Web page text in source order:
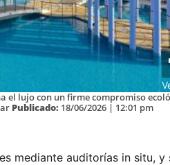
el lujo con un firme compromiso
Publicado: 18/06/2026 | 12:01 pm
mediante auditorías in situ, y